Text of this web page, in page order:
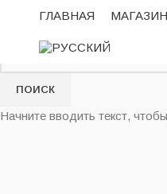
ГЛАВНАЯ МАГАЗИН
ПОИСК
Начните вводить текст,